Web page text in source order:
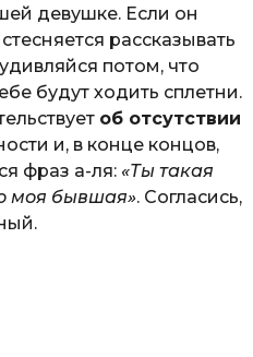
девушке. Если он
рассказывать
потом, что
будут ходить сплетни.
об отсутствии
и, в конце концов,
фраз а-ля: «Ты такая
моя бывшая». Согласись,